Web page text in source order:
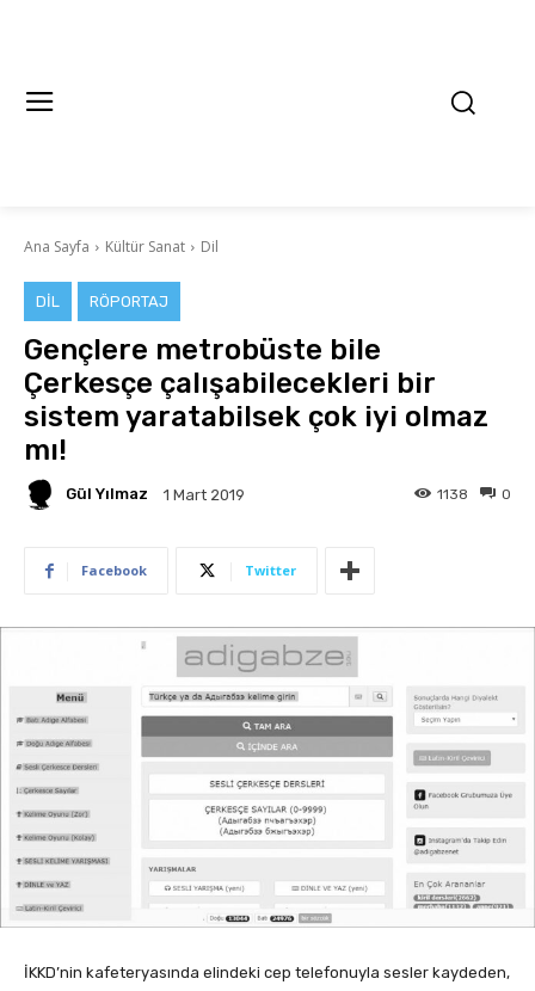
Ana Sayfa Kültür Sanat Dil
DIL RÖPORTAJ
Gençlere metrobüste bile
Çerkesçe çalışabilecekleri bir
sistem yaratabilsek çok iyi olmaz
mı!
Gül Yılmaz 1 Mart 2019 0
1138
Facebook Twitter
İKKD’nin kafeteryasında elindeki cep telefonuyla sesler kaydeden,